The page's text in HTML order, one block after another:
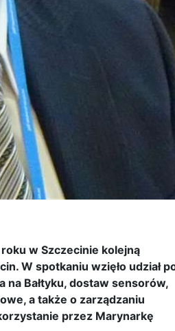
w Szczecinie kolejną
W spotkaniu wzięło udział
Bałtyku, dostaw sensorów,
a także o zarządzaniu
przez Marynarkę